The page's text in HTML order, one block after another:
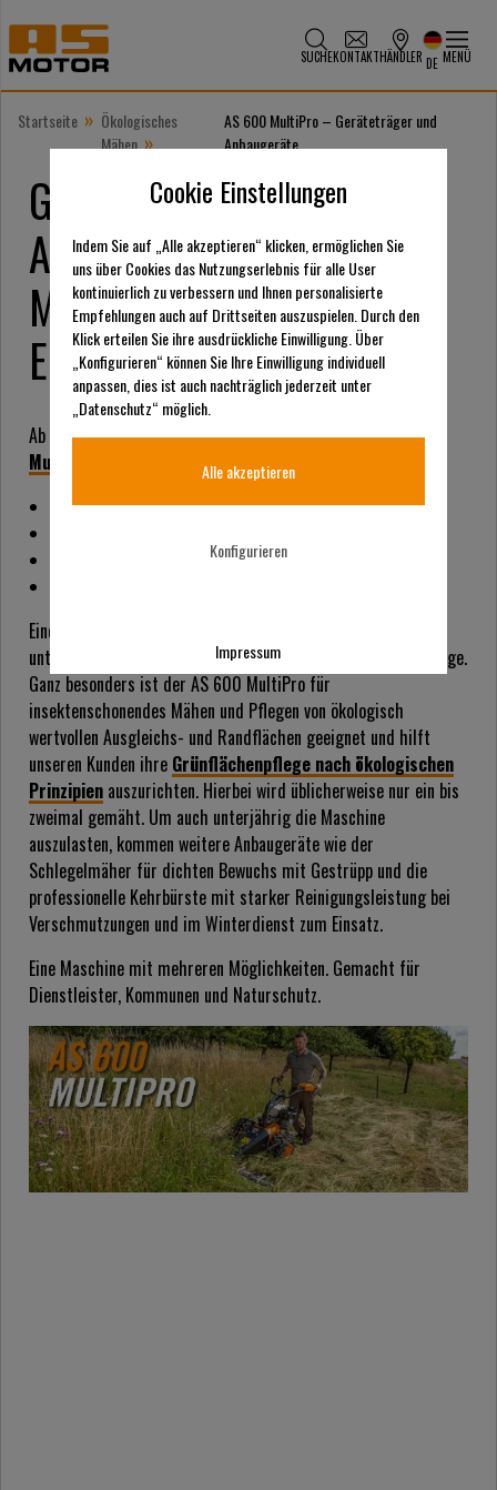
SUCHEKONTAKTHÄNDLER DE MENÜ
Startseite » Ökologisches
Mähen »
AS 600 MultiPro – Geräteträger und
Anbaugeräte
Geräteträger und
Anbaugeräte - eine
Maschine für diverse
Einsatzgebiete
Ab Frühjahr 2021 bieten wir unseren Kunden denAS 600
MultiPro Geräteträger mit multiplen Anbaugeräten an
ESM Doppelmesser-Mähbalken
Anbau-Schlegelmähwerk
Eine Antriebseinheit und multiple Anbaugeräten für
unterschiedliche Einsatzzwecke und Aufgaben in der Grünpflege.
Ganz besonders ist der AS 600 MultiPro für
insektenschonendes Mähen und Pflegen von ökologisch
wertvollen Ausgleichs- und Randflächen geeignet und hilft
unseren Kunden ihre Grünflächenpflege nach ökologischen
Prinzipien auszurichten. Hierbei wird üblicherweise nur ein bis
zweimal gemäht. Um auch unterjährig die Maschine
auszulasten, kommen weitere Anbaugeräte wie der
Schlegelmäher für dichten Bewuchs mit Gestrüpp und die
professionelle Kehrbürste mit starker Reinigungsleistung bei
Verschmutzungen und im Winterdienst zum Einsatz.
Eine Maschine mit mehreren Möglichkeiten. Gemacht für
Dienstleister, Kommunen und Naturschutz.
Cookie Einstellungen
Indem Sie auf „Alle akzeptieren“ klicken, ermöglichen Sie
uns über Cookies das Nutzungserlebnis für alle User
kontinuierlich zu verbessern und Ihnen personalisierte
Empfehlungen auch auf Drittseiten auszuspielen. Durch den
Klick erteilen Sie ihre ausdrückliche Einwilligung. Über
„Konfigurieren“ können Sie Ihre Einwilligung individuell
anpassen, dies ist auch nachträglich jederzeit unter
„Datenschutz“ möglich.
Alle akzeptieren
Konfigurieren
Impressum